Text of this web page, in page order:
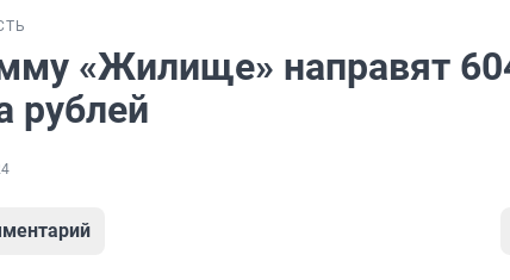
«Жилище» направят
рублей